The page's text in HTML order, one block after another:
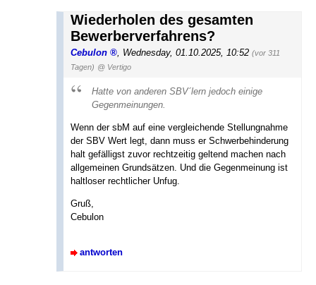
Wiederholen des gesamten
Bewerberverfahrens?
Cebulon , Wednesday, 01.10.2025, 10:52 (vor 311
Tagen) @ Vertigo
Hatte von anderen SBV´lern jedoch einige
Gegenmeinungen.
Wenn der sbM auf eine vergleichende Stellungnahme
der SBV Wert legt, dann muss er Schwerbehinderung
halt gefälligst zuvor rechtzeitig geltend machen nach
allgemeinen Grundsätzen. Und die Gegenmeinung ist
haltloser rechtlicher Unfug.
Gruß,
Cebulon
antworten